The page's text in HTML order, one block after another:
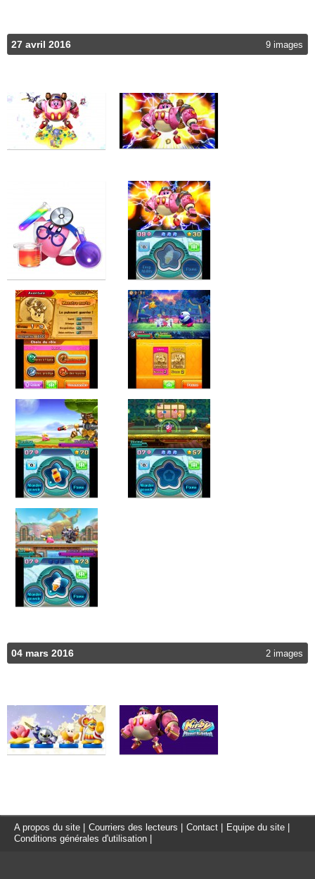
27 avril 2016 9 images
04 mars 2016 2 images
A propos du site Courriers des lecteurs Contact Equipe du site
Conditions générales d'utilisation